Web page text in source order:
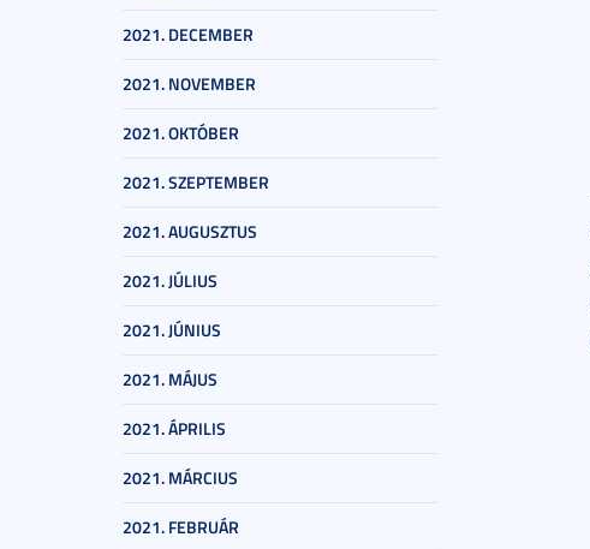
2021. DECEMBER
2021. NOVEMBER
2021. OKTÓBER
2021. SZEPTEMBER
2021. AUGUSZTUS
2021. JÚLIUS
2021. JÚNIUS
2021. MÁJUS
2021. ÁPRILIS
2021. MÁRCIUS
2021. FEBRUÁR